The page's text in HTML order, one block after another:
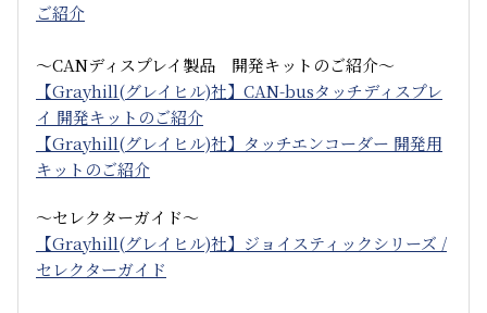
ご紹介
～CANディスプレイ製品 開発キットのご紹介～
【Grayhill(グレイヒル)社】CAN-busタッチディスプレ
イ 開発キットのご紹介
【Grayhill(グレイヒル)社】タッチエンコーダー 開発用
キットのご紹介
～セレクターガイド～
【Grayhill(グレイヒル)社】ジョイスティックシリーズ /
セレクターガイド